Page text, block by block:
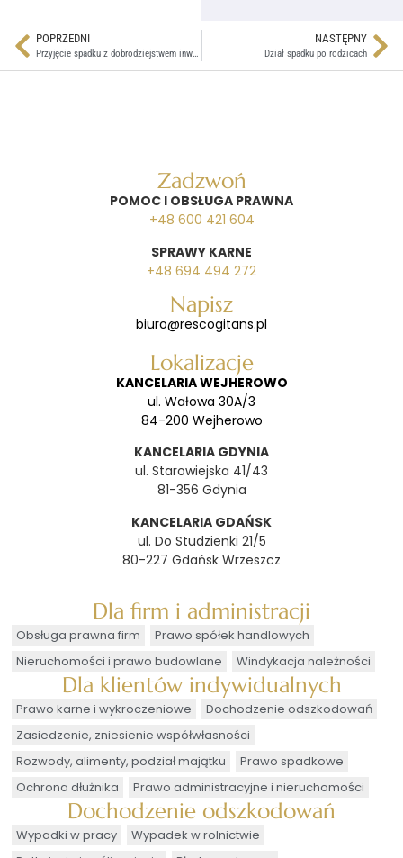
POPRZEDNI
Przyjęcie spadku z dobrodziejstwem inwentarza
NASTĘPNY
Dział spadku po rodzicach
Zadzwoń
POMOC I OBSŁUGA PRAWNA
+48 600 421 604
SPRAWY KARNE
+48 694 494 272
Napisz
biuro@rescogitans.pl
Lokalizacje
KANCELARIA WEJHEROWO
ul. Wałowa 30A/3
84-200 Wejherowo
KANCELARIA GDYNIA
ul. Starowiejska 41/43
81-356 Gdynia
KANCELARIA GDAŃSK
ul. Do Studzienki 21/5
80-227 Gdańsk Wrzeszcz
Dla firm i administracji
Obsługa prawna firm
Prawo spółek handlowych
Nieruchomości i prawo budowlane
Windykacja należności
Dla klientów indywidualnych
Prawo karne i wykroczeniowe
Dochodzenie odszkodowań
Zasiedzenie, zniesienie współwłasności
Rozwody, alimenty, podział majątku
Prawo spadkowe
Ochrona dłużnika
Prawo administracyjne i nieruchomości
Dochodzenie odszkodowań
Wypadki w pracy
Wypadek w rolnictwie